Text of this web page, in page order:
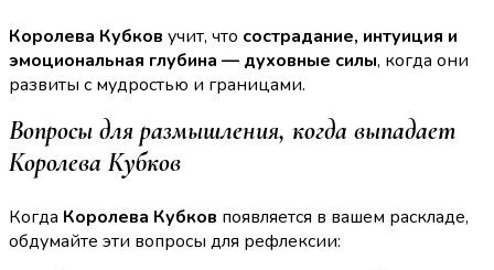
Королева Кубков учит, что сострадание, интуиция и
эмоциональная глубина — духовные силы, когда они
развиты с мудростью и границами.
Вопросы для размышления, когда выпадает
Королева Кубков
Когда Королева Кубков появляется в вашем раскладе,
обдумайте эти вопросы для рефлексии: